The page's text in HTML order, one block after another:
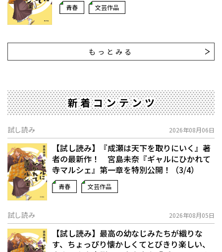
青春 文芸作品
もっとみる
新着コンテンツ
試し読み 2026年08月06日
【試し読み】『成瀬は天下を取りにいく』著
者の最新作！ 宮島未奈『ギャルにひかれて
寺マルシェ』第一章を特別公開！（3/4）
青春 文芸作品
試し読み 2026年08月05日
【試し読み】最高の幼なじみたちが織りな
す、ちょっぴり懐かしくてとびきり楽しい、